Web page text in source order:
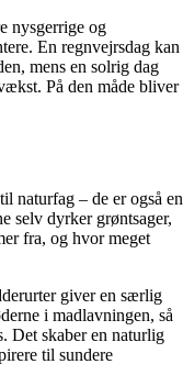
nysgerrige og
En regnvejrsdag kan
mens en solrig dag
På den måde bliver
naturfag – de er også en
selv dyrker grøntsager,
fra, og hvor meget
giver en særlig
i madlavningen, så
Det skaber en naturlig
til sundere